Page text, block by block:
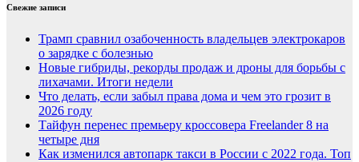
Свежие записи
Трамп сравнил озабоченность владельцев электрокаров
о зарядке с болезнью
Новые гибриды, рекорды продаж и дроны для борьбы с
лихачами. Итоги недели
Что делать, если забыл права дома и чем это грозит в
2026 году
Тайфун перенес премьеру кроссовера Freelander 8 на
четыре дня
Как изменился автопарк такси в России с 2022 года. Топ